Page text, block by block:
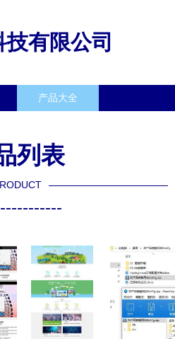
有限公司
产品大全
列表